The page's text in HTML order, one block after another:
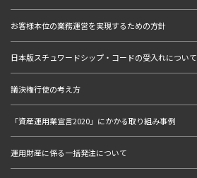
お客様本位の業務運営を実現するための方針
日本版スチュワードシップ・コードの受入れについて
議決権行使の考え方
「資産運用業宣言2020」にかかる取り組み事例
運用財産に係る一括発注について